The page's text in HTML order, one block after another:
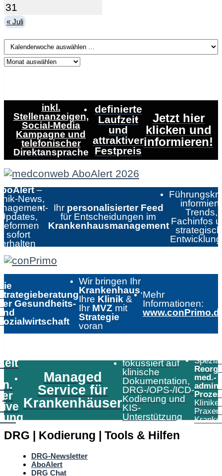
31
« Juli
inkl.
Stellenanzeigen,
Social-Media
Kampagne und
telefonischer
Direktansprache
definierte
Laufzeit
und
attraktiver
Festpreis
Jetzt hier
klicken und
informieren!
–
News,
sofort
erhalten
Ihr personalisierter Feed
für Entscheidungen im
Krankenhausmanagement
informiert:
Trends,
Fachinfos
Gesundheits-
Wir bringen Ihr
Krankenhaus,
Ihre Klinik &
Ihr MVZ mit
Strategie
voran
Mehr
Informationen:
Managed
Service für
Krankenhäuser
fokussiert auf
klinische
Dokumentation,
DRG-/OPS-/ICD-
Kodierung und
KIS-
Unterstützung
med.-
DRG | Kodierung | Tools & Hilfen
DRG-Newsletter
AboAlert
DRG Chat